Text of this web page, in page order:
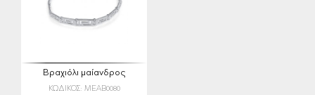
Βραχιόλι μαίανδρος
ΚΩΔΙΚΟΣ: MEAB0080